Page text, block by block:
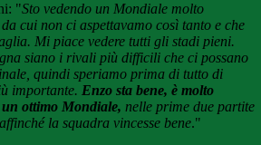
"Sto vedendo un Mondiale molto
cui non ci aspettavamo così tanto e che
Mi piace vedere tutti gli stadi pieni.
siano i rivali più difficili che ci possano
quindi speriamo prima di tutto di
importante. Enzo sta bene, è molto
ottimo Mondiale, nelle prime due partite
la squadra vincesse bene."